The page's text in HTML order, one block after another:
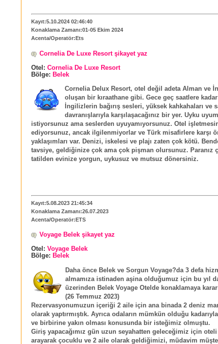
Kayıt:5.10.2024 02:46:40
Konaklama Zamanı:01-05 Ekim 2024
Acenta/Operatör:Ets
Cornelia De Luxe Resort şikayet yaz
Otel: Cornelia De Luxe Resort
Bölge: Belek
Cornelia Delux Resort, otel değil adeta Alman ve
oluşan bir kıraathane gibi. Gece geç saatlere
İngilizlerin bağırış sesleri, yüksek kahkahaları ve
davranışlarıyla karşılaşacağınız bir yer. Uyku
istiyorsunuz ama seslerden uyuyamıyorsunuz. Otel
ediyorsunuz, ancak ilgilenmiyorlar ve Türk misafirlere karşı
yaklaşımları var. Denizi, iskelesi ve plajı zaten çok kötü.
tavsiye, geldiğinize çok ama çok pişman olursunuz. Paranız
tatilden evinize yorgun, uykusuz ve mutsuz dönersiniz.
Kayıt:5.08.2023 21:45:34
Konaklama Zamanı:26.07.2023
Acenta/Operatör:ETS
Voyage Belek şikayet yaz
Otel: Voyage Belek
Bölge: Belek
Daha önce Belek ve Sorgun Voyage?da 3 defa
almamıza istinaden aşina olduğumuz için bu yıl
üzerinden Belek Voyage Otelde konaklamaya
(26 Temmuz 2023)
Rezervasyonumuzun içeriği 2 aile için ana binada 2 deniz
olarak yaptırmıştık. Ayrıca odaların mümkün olduğu
ve birbirine yakın olması konusunda bir isteğimiz olmuştu.
Giriş yapacağımız gün uzun seyahatten geleceğimiz için
arayarak çocuklu ve 2 aile olarak geldiğimizi, müdavim